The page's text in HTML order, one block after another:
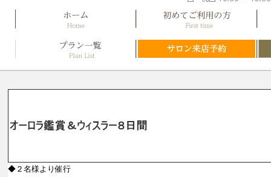
◆２名様より催行